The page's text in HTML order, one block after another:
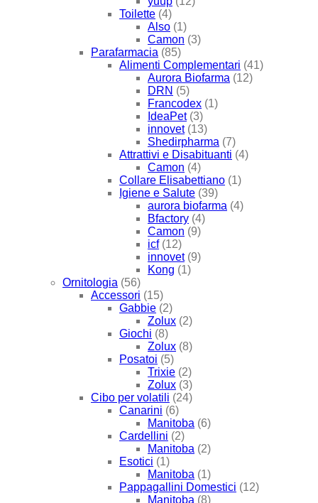
Toilette (4)
Also (1)
Camon (3)
Parafarmacia (85)
Alimenti Complementari (41)
Aurora Biofarma (12)
DRN (5)
Francodex (1)
IdeaPet (3)
innovet (13)
Shedirpharma (7)
Attrattivi e Disabituanti (4)
Camon (4)
Collare Elisabettiano (1)
Igiene e Salute (39)
aurora biofarma (4)
Bfactory (4)
Camon (9)
icf (12)
innovet (9)
Kong (1)
Ornitologia (56)
Accessori (15)
Gabbie (2)
Zolux (2)
Giochi (8)
Zolux (8)
Posatoi (5)
Trixie (2)
Zolux (3)
Cibo per volatili (24)
Canarini (6)
Manitoba (6)
Cardellini (2)
Manitoba (2)
Esotici (1)
Manitoba (1)
Pappagallini Domestici (12)
Manitoba (8)